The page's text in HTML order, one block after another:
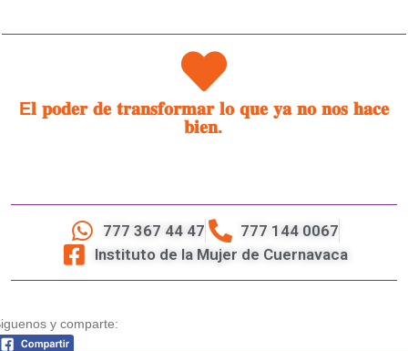
E𝐥 𝐩𝐨𝐝𝐞𝐫 𝐝𝐞 𝐭𝐫𝐚𝐧𝐬𝐟𝐨𝐫𝐦𝐚𝐫 𝐥𝐨 𝐪𝐮𝐞 𝐲𝐚 𝐧𝐨 𝐧𝐨𝐬 𝐡𝐚𝐜𝐞
𝐛𝐢𝐞𝐧.
777 367 44 47
777 144 0067
Instituto de la Mujer de Cuernavaca
y comparte: